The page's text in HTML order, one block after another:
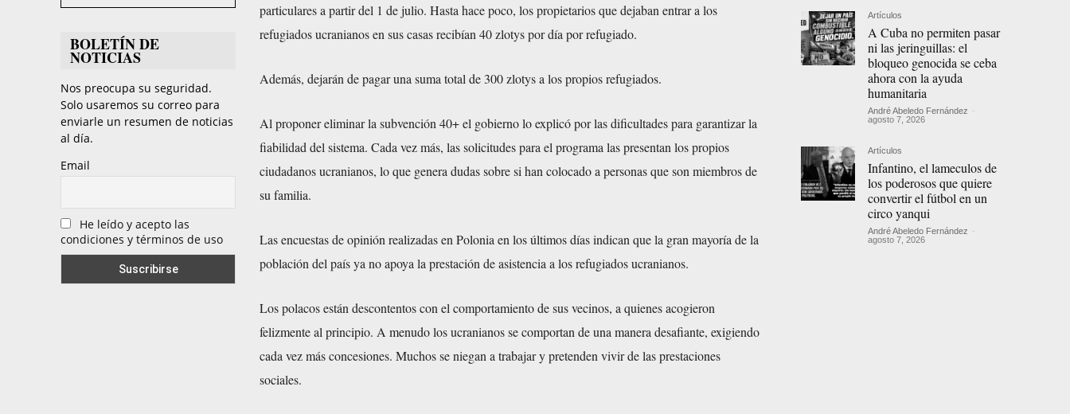
BOLETÍN DE
NOTICIAS
Nos preocupa su seguridad.
Solo usaremos su correo para
enviarle un resumen de noticias
al día.
Email
He leído y acepto las
condiciones y términos de uso
particulares a partir del 1 de julio. Hasta hace poco, los propietarios que dejaban entrar a los
refugiados ucranianos en sus casas recibían 40 zlotys por día por refugiado.
Además, dejarán de pagar una suma total de 300 zlotys a los propios refugiados.
Al proponer eliminar la subvención 40+ el gobierno lo explicó por las dificultades para garantizar la
fiabilidad del sistema. Cada vez más, las solicitudes para el programa las presentan los propios
ciudadanos ucranianos, lo que genera dudas sobre si han colocado a personas que son miembros de
su familia.
Las encuestas de opinión realizadas en Polonia en los últimos días indican que la gran mayoría de la
población del país ya no apoya la prestación de asistencia a los refugiados ucranianos.
Los polacos están descontentos con el comportamiento de sus vecinos, a quienes acogieron
felizmente al principio. A menudo los ucranianos se comportan de una manera desafiante, exigiendo
cada vez más concesiones. Muchos se niegan a trabajar y pretenden vivir de las prestaciones
sociales.
Artículos
A Cuba no permiten pasar
ni las jeringuillas: el
bloqueo genocida se ceba
ahora con la ayuda
humanitaria
André Abeledo Fernández -
agosto 7, 2026
Artículos
Infantino, el lameculos de
los poderosos que quiere
convertir el fútbol en un
circo yanqui
André Abeledo Fernández -
agosto 7, 2026